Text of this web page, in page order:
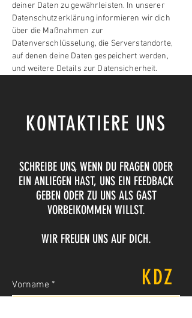
deiner Daten zu gewährleisten. In unserer
Datenschutzerklärung informieren wir dich
über die Maßnahmen zur
Datenverschlüsselung, die Serverstandorte,
auf denen deine Daten gespeichert werden,
und weitere Details zur Datensicherheit.
KONTAKTIERE UNS
SCHREIBE UNS, WENN DU FRAGEN ODER
EIN ANLIEGEN HAST, UNS EIN FEEDBACK
GEBEN ODER ZU UNS ALS GAST
VORBEIKOMMEN WILLST.
WIR FREUEN UNS AUF DICH.
Vorname KDZ